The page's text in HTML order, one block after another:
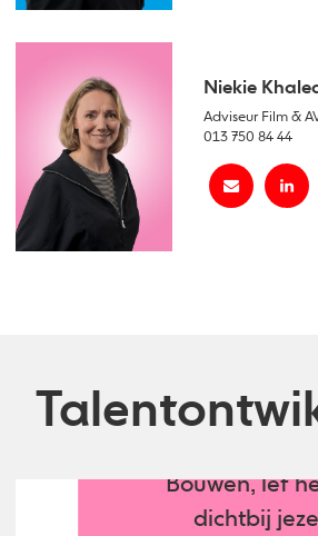
Niekie
Adviseur Film &
013 750 84 44
Bouwen, lef
dichtbij